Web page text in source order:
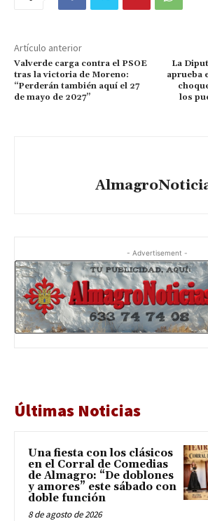
Artículo anterior
Valverde carga contra el PSOE
tras la victoria de Moreno:
“Perderán también aquí el 27
de mayo de 2027”
La
aprueba
los
- Advertisement -
Últimas Noticias
Una fiesta con los clásicos
en el Corral de Comedias
de Almagro: “De doblones
y amores” este sábado con
doble función
8 de agosto de 2026